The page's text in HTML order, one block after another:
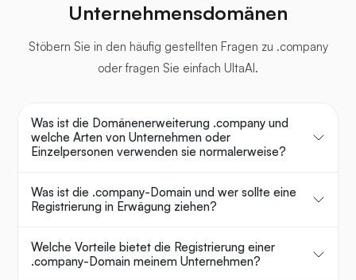
Unternehmensdomänen
Stöbern Sie in den häufig gestellten Fragen zu .company
oder fragen Sie einfach UltaAI.
Was ist die Domänenerweiterung .company und
welche Arten von Unternehmen oder
Einzelpersonen verwenden sie normalerweise?
Was ist die .company-Domain und wer sollte eine
Registrierung in Erwägung ziehen?
Welche Vorteile bietet die Registrierung einer
.company-Domain meinem Unternehmen?